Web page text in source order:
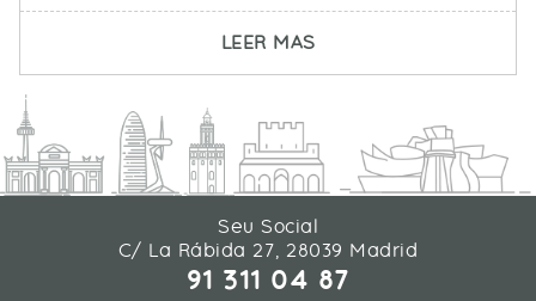
LEER MASSOBRE
Seu Social
C/ La Rábida 27, 28039 Madrid
91 311 04 87